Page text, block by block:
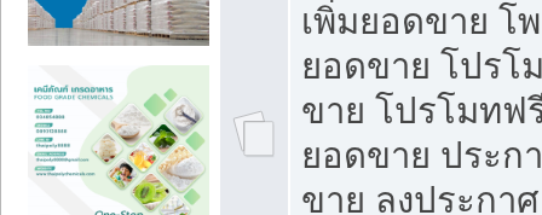
เพิ่มยอดขาย โ
ยอดขาย โปรโ
ขาย โปรโมทฟ
ยอดขาย ประก
ขาย ลงประกา